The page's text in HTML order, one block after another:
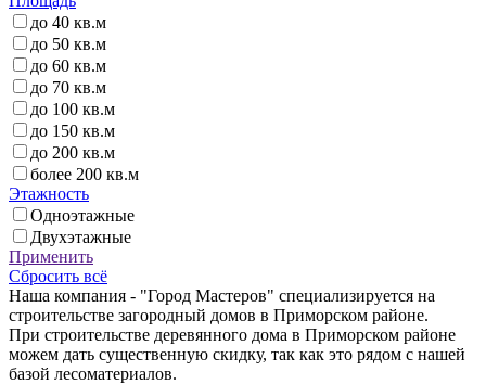
6x9
6х6
7x5
7x7
7x8
7x9
7x12
8,6x9,6
8x8
8x9
8x10
8x11
8x13
8х9
9,7x7,7
9x9
9x10
до 40 кв.м
до 50 кв.м
до 60 кв.м
до 70 кв.м
до 100 кв.м
до 150 кв.м
до 200 кв.м
более 200 кв.м
Этажность
Одноэтажные
Двухэтажные
Применить
Сбросить всё
Наша компания - "Город Мастеров" специализируется на
строительстве загородный домов в Приморском районе.
При строительстве деревянного дома в Приморском районе
можем дать существенную скидку, так как это рядом с нашей
базой лесоматериалов.